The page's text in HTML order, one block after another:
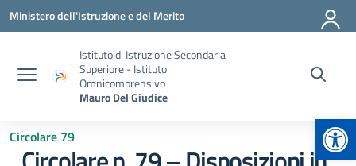
Vai ai contenuti
Vai al menu di navigazione
Vai al footer
Ministero dell'Istruzione e del Merito
Istituto di Istruzione Secondaria
Superiore - Istituto
Omnicomprensivo
Mauro Del Giudice
Circolare 79